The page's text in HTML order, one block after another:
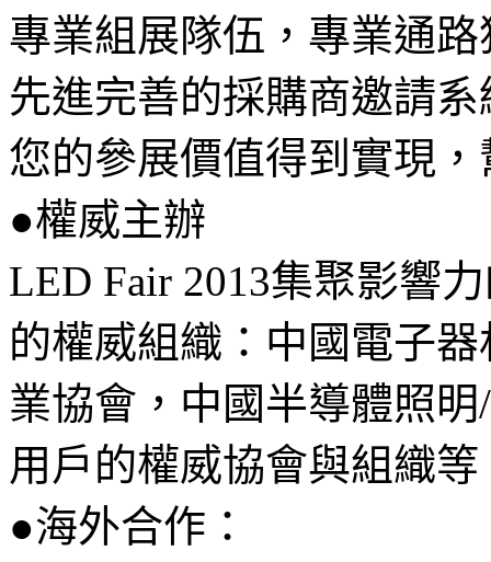
專業組展隊伍，專業通
先進完善的採購商邀請
您的參展價值得到實現
●權威主辦
LED Fair 2013集聚影響
的權威組織：中國電子
業協會，中國半導體照
用戶的權威協會與組織等
●海外合作：